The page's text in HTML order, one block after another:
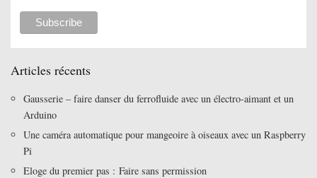
Articles récents
Gausserie – faire danser du ferrofluide avec un électro-aimant et un
Arduino
Une caméra automatique pour mangeoire à oiseaux avec un Raspberry
Pi
Eloge du premier pas : Faire sans permission